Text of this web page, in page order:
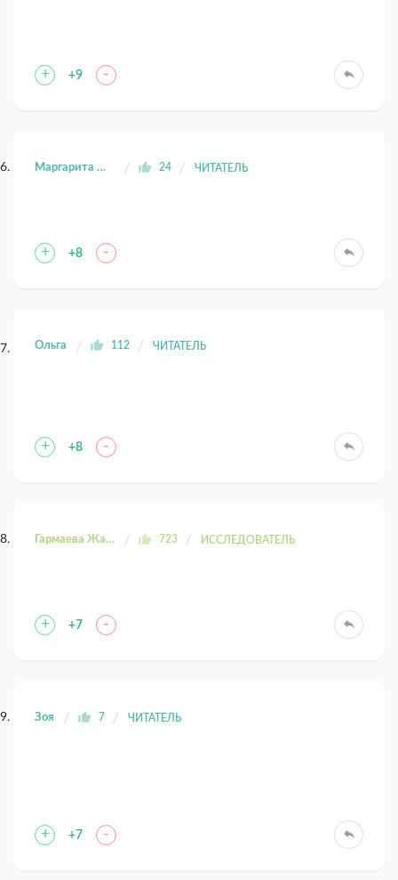
+ +9 -
Маргарита Юрьева 24 ЧИТАТЕЛЬ
+ +8 -
Ольга 112 ЧИТАТЕЛЬ
+ +8 -
Гармаева Жаргала 723 ИССЛЕДОВАТЕЛЬ
+ +7 -
Зоя 7 ЧИТАТЕЛЬ
+ +7 -